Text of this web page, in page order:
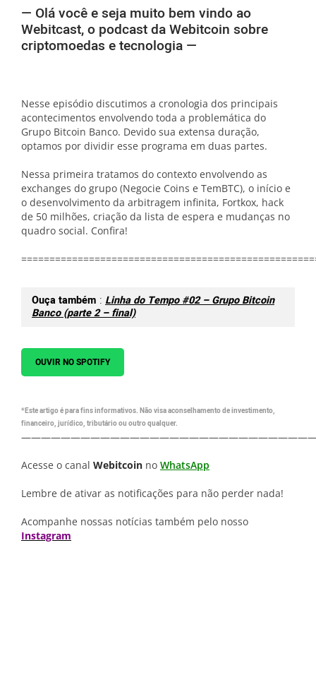
— Olá você e seja muito bem vindo ao
Webitcast, o podcast da Webitcoin sobre
criptomoedas e tecnologia —
Nesse episódio discutimos a cronologia dos principais
acontecimentos envolvendo toda a problemática do
Grupo Bitcoin Banco. Devido sua extensa duração,
optamos por dividir esse programa em duas partes.
Nessa primeira tratamos do contexto envolvendo as
exchanges do grupo (Negocie Coins e TemBTC), o início e
o desenvolvimento da arbitragem infinita, Fortkox, hack
de 50 milhões, criação da lista de espera e mudanças no
quadro social. Confira!
Ouça também : Linha do Tempo #02 – Grupo Bitcoin
Banco (parte 2 – final)
OUVIR NO SPOTIFY
*Este artigo é para fins informativos. Não visa aconselhamento de investimento,
financeiro, jurídico, tributário ou outro qualquer.
Acesse o canal Webitcoin no WhatsApp
Lembre de ativar as notificações para não perder nada!
Acompanhe nossas notícias também pelo nosso
Instagram